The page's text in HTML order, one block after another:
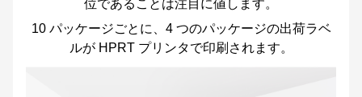
位であることは注目に値します。
10 パッケージごとに、4 つのパッケージの出荷ラベ
ルが HPRT プリンタで印刷されます。